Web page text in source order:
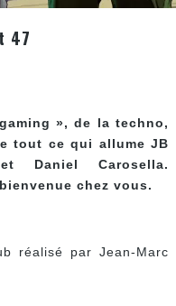
47
», de la techno,
tout ce qui allume JB
Daniel Carosella.
chez vous.
réalisé par Jean-Marc